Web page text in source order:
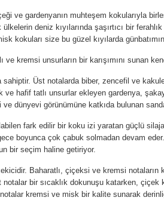
ve gardenyanın muhteşem kokularıyla
deniz kıyılarında şaşırtıcı bir
kokuları size bu güzel kıyılarda
kremsi unsurların bir karışımını sunan
Üst notalarda biber, zencefil ve
ve hafif tatlı unsurlar ekleyen gardenya,
dünyevi görünümüne katkıda bulunan
fark edilir bir koku izi yaratan güçlü
boyunca çok çabuk solmadan devam
bir seçim haline getiriyor.
Baharatlı, çiçeksi ve kremsi notaların
notalar bir sıcaklık dokunuşu katarken,
kremsi ve misk bir kalite sunarak